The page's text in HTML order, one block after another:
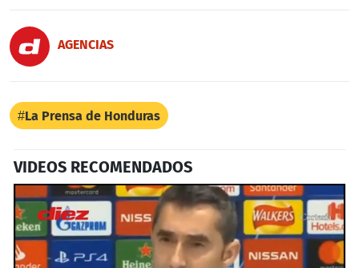
AGENCIAS
La Prensa de Honduras
VIDEOS RECOMENDADOS